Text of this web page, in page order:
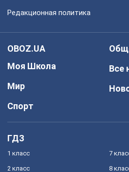
Редакционная политика
OBOZ.UA
Моя Школа
Мир
Спорт
Все
ГДЗ
1 класс
2 класс
7
8